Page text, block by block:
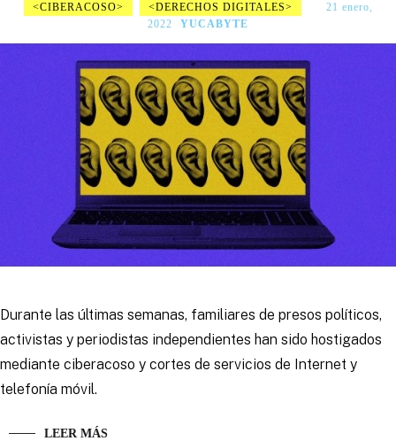
CIBERACOSO DERECHOS DIGITALES
21 enero,
2022
YUCABYTE
Durante las últimas semanas, familiares de presos políticos,
activistas y periodistas independientes han sido hostigados
mediante ciberacoso y cortes de servicios de Internet y
telefonía móvil.
LEER MÁS